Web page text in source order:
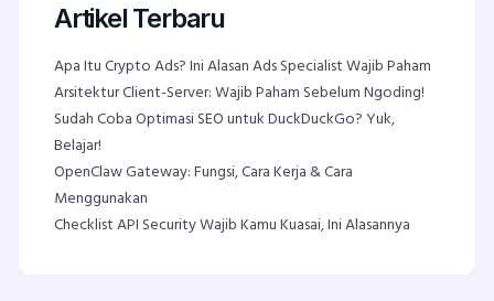
Artikel Terbaru
Apa Itu Crypto Ads? Ini Alasan Ads Specialist Wajib Paham
Arsitektur Client-Server: Wajib Paham Sebelum Ngoding!
Sudah Coba Optimasi SEO untuk DuckDuckGo? Yuk,
Belajar!
OpenClaw Gateway: Fungsi, Cara Kerja & Cara
Menggunakan
Checklist API Security Wajib Kamu Kuasai, Ini Alasannya